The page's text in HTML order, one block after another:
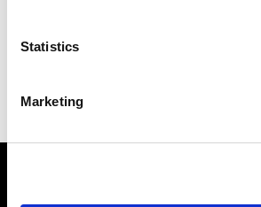
Statistics
Marketing
Iscriviti al nostri Social Network